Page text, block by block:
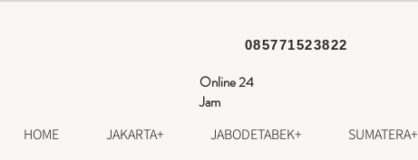
085771523822
Online 24
Jam
HOME JAKARTA+ JABODETABEK+ SUMATERA+